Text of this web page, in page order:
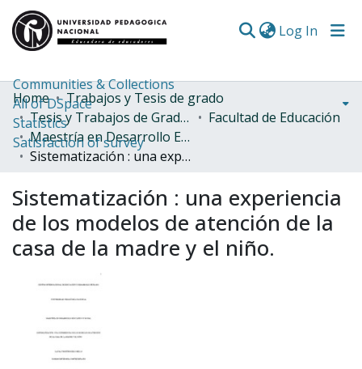
Log In
Communities & Collections
All of DSpace
Statistics
Satisfaction of survey
Home
Trabajos y Tesis de grado
Tesis y Trabajos de Grado (Posgrado)
Facultad de Educación
Maestría en Desarrollo Educativo y Social
Sistematización : una experiencia de los modelos de atención de la casa de la madre y el niño.
Sistematización : una experiencia
de los modelos de atención de la
casa de la madre y el niño.